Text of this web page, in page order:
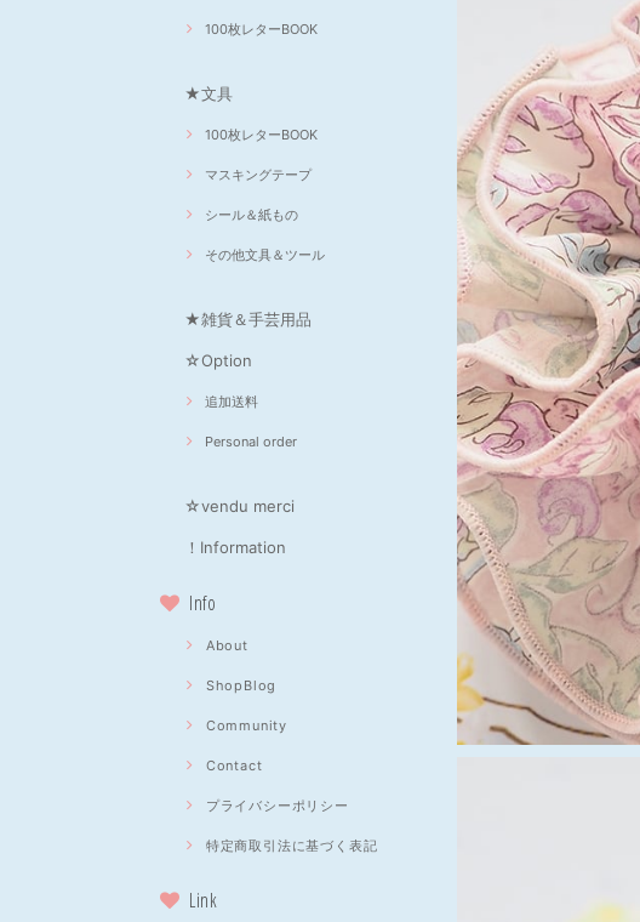
100枚レターBOOK
★文具
100枚レターBOOK
マスキングテープ
シール＆紙もの
その他文具＆ツール
★雑貨＆手芸用品
☆Option
追加送料
Personal order
☆vendu merci
！Information
Info
About
ShopBlog
Community
Contact
プライバシーポリシー
特定商取引法に基づく表記
Link